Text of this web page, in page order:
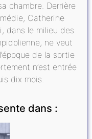
chambre. Derrière
Catherine
dans le milieu des
ne veut
de la sortie
n’est entrée
dix mois.
dans :